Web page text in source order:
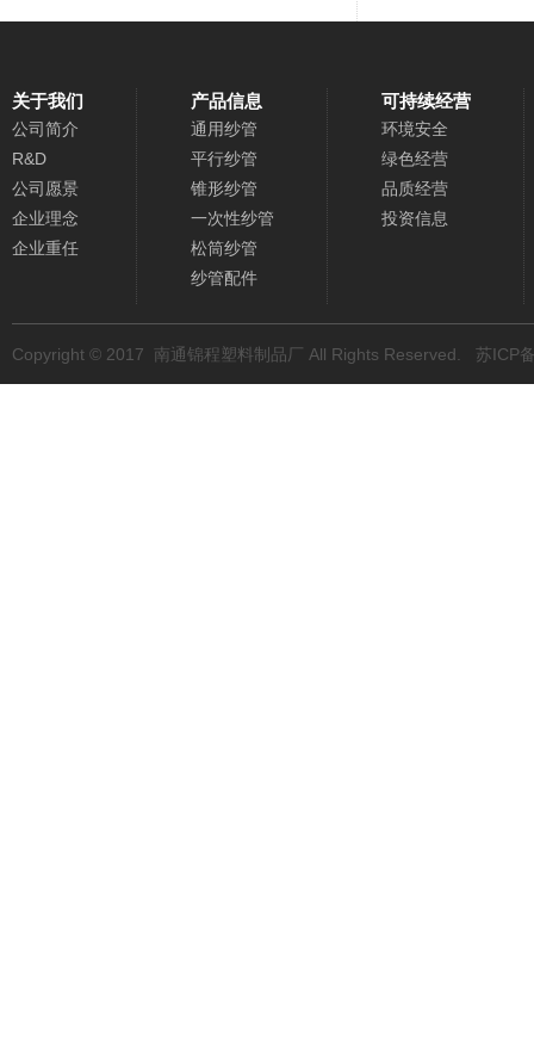
关于我们
公司简介
R&D
公司愿景
企业理念
企业重任
产品信息
通用纱管
平行纱管
锥形纱管
一次性纱管
松筒纱管
纱管配件
可持续经营
环境安全
绿色经营
品质经营
投资信息
Copyright © 2017 南通锦程塑料制品厂 All Rights Reserved. 苏ICP